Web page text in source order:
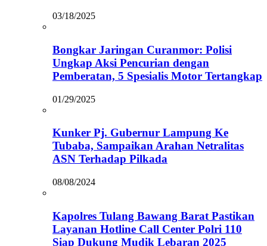
03/18/2025
Bongkar Jaringan Curanmor: Polisi
Ungkap Aksi Pencurian dengan
Pemberatan, 5 Spesialis Motor Tertangkap
01/29/2025
Kunker Pj. Gubernur Lampung Ke
Tubaba, Sampaikan Arahan Netralitas
ASN Terhadap Pilkada
08/08/2024
Kapolres Tulang Bawang Barat Pastikan
Layanan Hotline Call Center Polri 110
Siap Dukung Mudik Lebaran 2025